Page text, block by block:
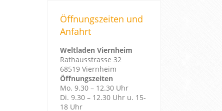
Öffnungszeiten und
Anfahrt
Weltladen Viernheim
Rathausstrasse 32
68519 Viernheim
Öffnungszeiten
Mo. 9.30 – 12.30 Uhr
Di. 9.30 – 12.30 Uhr u. 15-
18 Uhr